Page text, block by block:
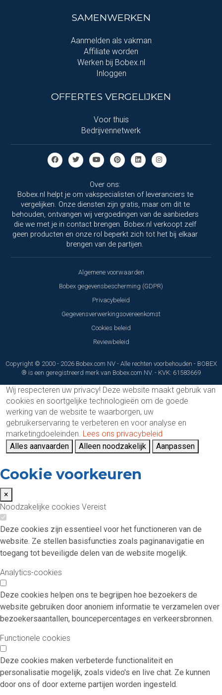
SAMENWERKEN
Aanmelden als vakman
Affiliate worden
Werken bij Bobex.nl
Inloggen
OFFERTES VERGELIJKEN
Voor thuis
Bedrijvennetwerk
Over ons:
Bobex.nl helpt je om vakspecialisten of leveranciers te
vergelijken. Onze diensten zijn gratis, maar om dit te
behouden, ontvangen wij vergoedingen van de aanbieders
die we met je in contact brengen. Bobex.nl verkoopt zelf
geen producten en onze rol beperkt zich tot het bij elkaar
brengen van de partijen.
Algemene voorwaarden
Bobex gegevensbescherming (GDPR)
Privacybeleid
Gegevensverwerkingsovereenkomst
Cookies beleid
Reviewbeleid
Copyright © 2000 - 2026 Bobex.com NV - Alle rechten voorbehouden - BOBEX
® is een geregistreerd merk van Bobex.com NV. - KVK: 61583669
Wij respecteren uw privacy! Deze website maakt gebruik van
cookies en soortgelijke technologieën om de goede
werking van de website te waarborgen, uw
gebruikerservaring te verbeteren en voor analyse en
marketingdoeleinden. Lees ons privacybeleid
Alles aanvaarden
Alleen noodzakelijk Aanpassen
Cookie voorkeuren
×
Noodzakelijke cookies Vereist
Deze cookies zijn essentieel voor het functioneren van de
website. Ze stellen basisfuncties zoals paginanavigatie en
toegang tot beveiligde delen van de website mogelijk.
Analytics-cookies
Deze cookies helpen ons te begrijpen hoe bezoekers de
website gebruiken door anoniem informatie te verzamelen over
bezoekersaantallen, bouncepercentages en verkeersbronnen.
Functionele cookies
Deze cookies maken verbeterde functionaliteit en
personalisatie mogelijk, zoals video's en live chat. Ze kunnen
door ons of door externe partijen worden ingesteld.